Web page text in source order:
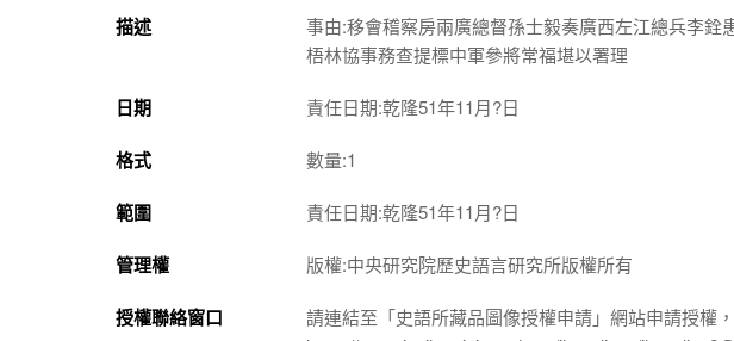
描述
事由:移會稽察房兩廣總督孫士毅奏廣西左江總兵李
梧林協事務查提標中軍參將常福堪以署理
日期 責任日期:乾隆51年11月?日
格式 數量:1
範圍 責任日期:乾隆51年11月?日
管理權 版權:中央研究院歷史語言研究所版權所有
授權聯絡窗口
請連結至「史語所藏品圖像授權申請」網站申請授權，